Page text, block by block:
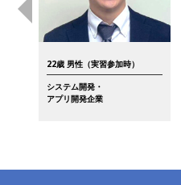
22歳 男性（実習参加時）
システム開発・
アプリ開発企業